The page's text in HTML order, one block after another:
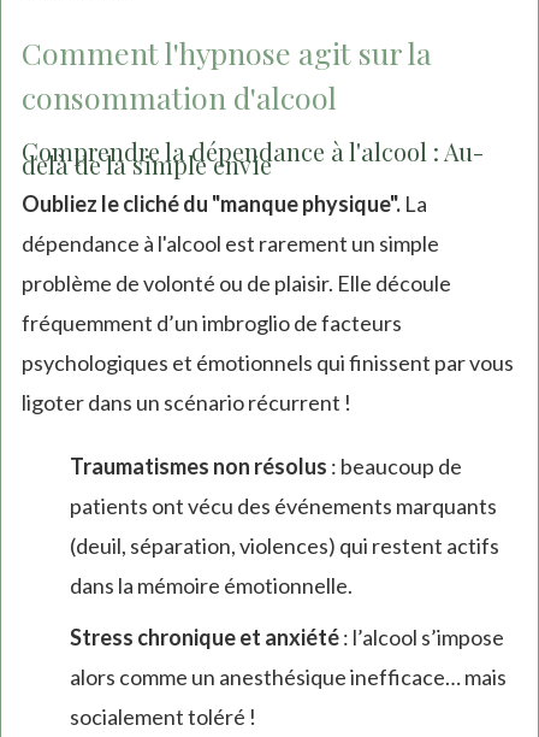
Comment l'hypnose agit sur la
consommation d'alcool
Comprendre la dépendance à l'alcool : Au-
delà de la simple envie
Oubliez le cliché du "manque physique".La
dépendance à l'alcool est rarement un simple
problème de volonté ou de plaisir. Elle découle
fréquemment d’un imbroglio de facteurs
psychologiques et émotionnels qui finissent par vous
ligoter dans un scénario récurrent !
Traumatismes non résolus : beaucoup de
patients ont vécu des événements marquants
(deuil, séparation, violences) qui restent actifs
dans la mémoire émotionnelle.
Stress chronique et anxiété: l’alcool s’impose
alors comme un anesthésique inefficace… mais
socialement toléré !